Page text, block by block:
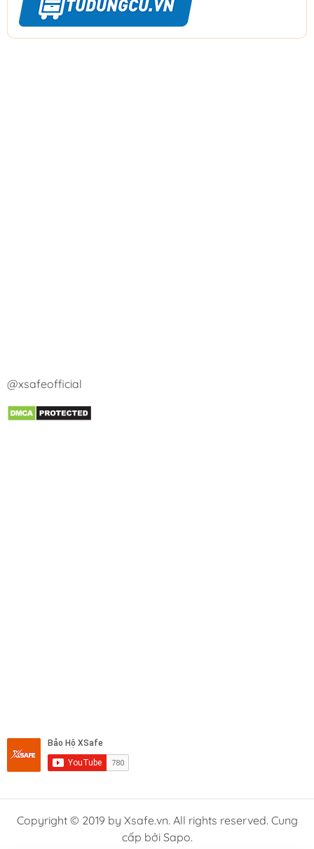
@xsafeofficial
Copyright © 2019 by Xsafe.vn. All rights reserved. Cung
cấp bởi Sapo.